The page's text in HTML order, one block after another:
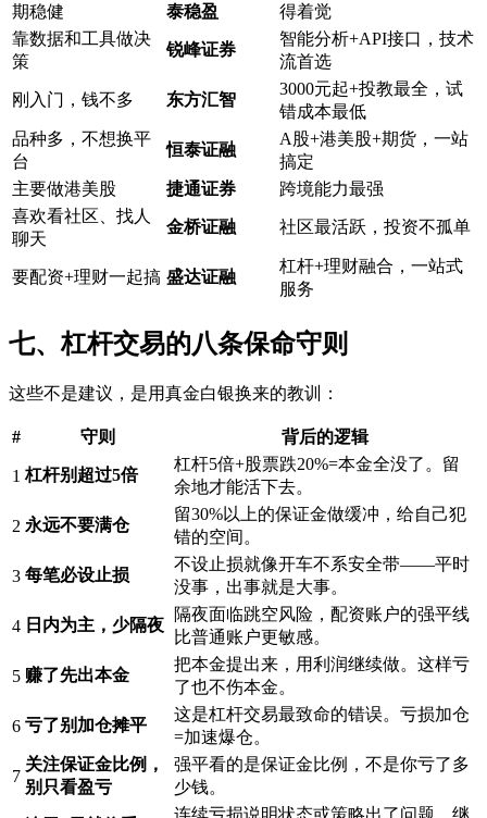
期稳健
泰稳盈
得着觉
靠数据和工具做决
策
锐峰证券
智能分析+API接口，技术
流首选
刚入门，钱不多 东方汇智
3000元起+投教最全，试
错成本最低
品种多，不想换平
台
恒泰证融
A股+港美股+期货，一站
搞定
主要做港美股
捷通证券
跨境能力最强
喜欢看社区、找人
聊天
金桥证融 社区最活跃，投资不孤单
要配资+理财一起搞 盛达证融
杠杆+理财融合，一站式
服务
七、杠杆交易的八条保命守则
这些不是建议，是用真金白银换来的教训：
# 守则 背后的逻辑
1 杠杆别超过5倍
杠杆5倍+股票跌20%=本金全没了。留
余地才能活下去。
2 永远不要满仓
留30%以上的保证金做缓冲，给自己犯
错的空间。
3 每笔必设止损
不设止损就像开车不系安全带——平时
没事，出事就是大事。
4 日内为主，少隔夜
隔夜面临跳空风险，配资账户的强平线
比普通账户更敏感。
5 赚了先出本金
把本金提出来，用利润继续做。这样亏
了也不伤本金。
6 亏了别加仓摊平
这是杠杆交易最致命的错误。亏损加仓
=加速爆仓。
7
关注保证金比例，
别只看盈亏
强平看的是保证金比例，不是你亏了多
少钱。